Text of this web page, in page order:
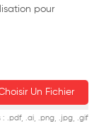
pour
Un Fichier
: .pdf, .ai, .png, .jpg, .gif